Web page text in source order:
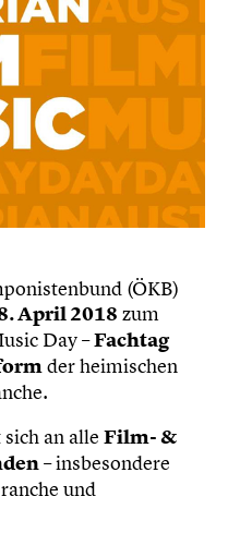
(ÖKB)
April 2018 zum
Day –Fachtag
der heimischen
an alle Film- &
– insbesondere
und